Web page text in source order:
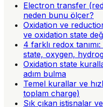
Electron transfer
neden bunu ölçer?
Oxidation ve
ve oxidation state
4 farklı redox
state, oxygen,
Oxidation state
adım bulma
Temel kurallar ve
toplam charge)
Sık çıkan istisnalar